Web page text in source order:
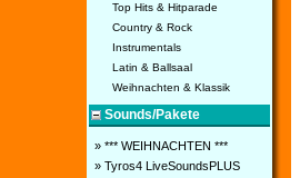
Top Hits & Hitparade
Country & Rock
Instrumentals
Latin & Ballsaal
Weihnachten & Klassik
Sounds/Pakete
» *** WEIHNACHTEN ***
» Tyros4 LiveSoundsPLUS